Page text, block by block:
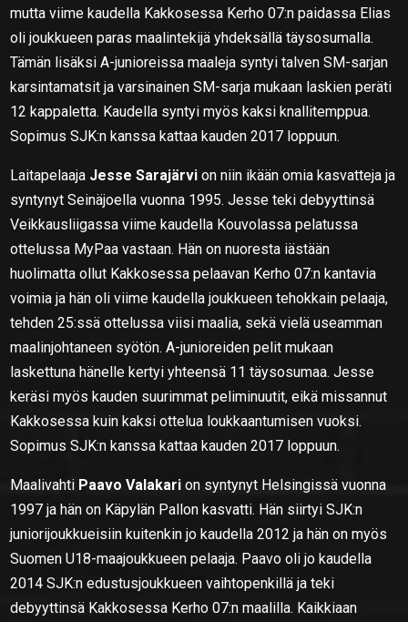
mutta viime kaudella Kakkosessa Kerho 07:n paidassa Elias
oli joukkueen paras maalintekijä yhdeksällä täysosumalla.
Tämän lisäksi A-junioreissa maaleja syntyi talven SM-sarjan
karsintamatsit ja varsinainen SM-sarja mukaan laskien peräti
12 kappaletta. Kaudella syntyi myös kaksi knallitemppua.
Sopimus SJK:n kanssa kattaa kauden 2017 loppuun.
Laitapelaaja Jesse Sarajärvi on niin ikään omia kasvatteja ja
syntynyt Seinäjoella vuonna 1995. Jesse teki debyyttinsä
Veikkausliigassa viime kaudella Kouvolassa pelatussa
ottelussa MyPaa vastaan. Hän on nuoresta iästään
huolimatta ollut Kakkosessa pelaavan Kerho 07:n kantavia
voimia ja hän oli viime kaudella joukkueen tehokkain pelaaja,
tehden 25:ssä ottelussa viisi maalia, sekä vielä useamman
maalinjohtaneen syötön. A-junioreiden pelit mukaan
laskettuna hänelle kertyi yhteensä 11 täysosumaa. Jesse
keräsi myös kauden suurimmat peliminuutit, eikä missannut
Kakkosessa kuin kaksi ottelua loukkaantumisen vuoksi.
Sopimus SJK:n kanssa kattaa kauden 2017 loppuun.
Maalivahti Paavo Valakari on syntynyt Helsingissä vuonna
1997 ja hän on Käpylän Pallon kasvatti. Hän siirtyi SJK:n
juniorijoukkueisiin kuitenkin jo kaudella 2012 ja hän on myös
Suomen U18-maajoukkueen pelaaja. Paavo oli jo kaudella
2014 SJK:n edustusjoukkueen vaihtopenkillä ja teki
debyyttinsä Kakkosessa Kerho 07:n maalilla. Kaikkiaan